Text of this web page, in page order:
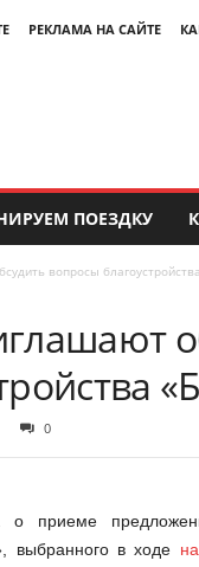
РЕКЛАМА НА САЙТЕ
ПОЕЗДКУ
вопросы
0
о приеме
выбранного в ходе